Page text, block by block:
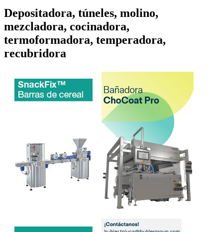
Depositadora, túneles, molino,
mezcladora, cocinadora,
termoformadora, temperadora,
recubridora